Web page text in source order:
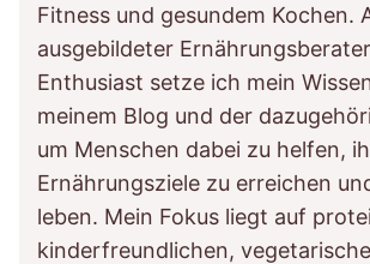
Fitness und gesundem Kochen.
ausgebildeter
Enthusiast setze ich mein
meinem Blog und der
um Menschen dabei zu helfen,
Ernährungsziele zu erreichen
leben. Mein Fokus liegt auf
kinderfreundlichen,